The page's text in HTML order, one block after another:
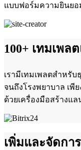
แบบฟอร์มความยินยอ
100+ เทมเพล
เรามีเทมเพลตสำหรั
จนถึงโรงพยาบาล เพี
ด้วยเครื่องมือสร้างแล
เพิ่มและจัดกา